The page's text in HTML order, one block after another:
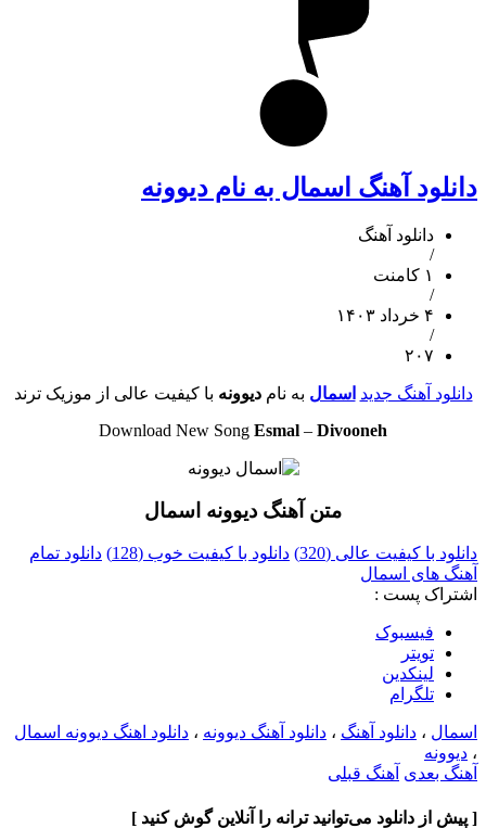
دانلود آهنگ اسمال به نام دیوونه
دانلود آهنگ
/
۱ کامنت
/
۴ خرداد ۱۴۰۳
/
۲۰۷
دانلود آهنگ جدید اسمال به نامدیوونه با کیفیت عالی از موزیک ترند
Download New Song Esmal – Divooneh
متن آهنگ دیوونه اسمال
دانلود با کیفیت عالی (320) دانلود با کیفیت خوب (128)
دانلود تمام
آهنگ های اسمال
اشتراک پست :
فيسبوک
تويتر
لینکدین
تلگرام
اسمال ، دانلود آهنگ ، دانلود آهنگ دیوونه ، دانلود اهنگ دیوونه اسمال
، دیوونه
آهنگ بعدی آهنگ قبلی
[ پیش از دانلود می‌توانید ترانه را آنلاین گوش کنید ]